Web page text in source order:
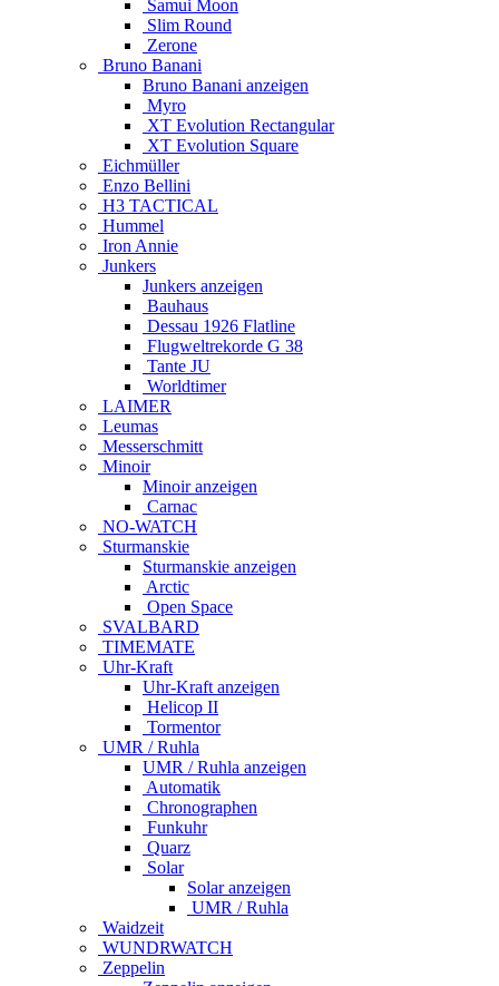
Samui Moon
Slim Round
Zerone
Bruno Banani
Bruno Banani anzeigen
Myro
XT Evolution Rectangular
XT Evolution Square
Eichmüller
Enzo Bellini
H3 TACTICAL
Hummel
Iron Annie
Junkers
Junkers anzeigen
Bauhaus
Dessau 1926 Flatline
Flugweltrekorde G 38
Tante JU
Worldtimer
LAIMER
Leumas
Messerschmitt
Minoir
Minoir anzeigen
Carnac
NO-WATCH
Sturmanskie
Sturmanskie anzeigen
Arctic
Open Space
SVALBARD
TIMEMATE
Uhr-Kraft
Uhr-Kraft anzeigen
Helicop II
Tormentor
UMR / Ruhla
UMR / Ruhla anzeigen
Automatik
Chronographen
Funkuhr
Quarz
Solar
Solar anzeigen
UMR / Ruhla
Waidzeit
WUNDRWATCH
Zeppelin